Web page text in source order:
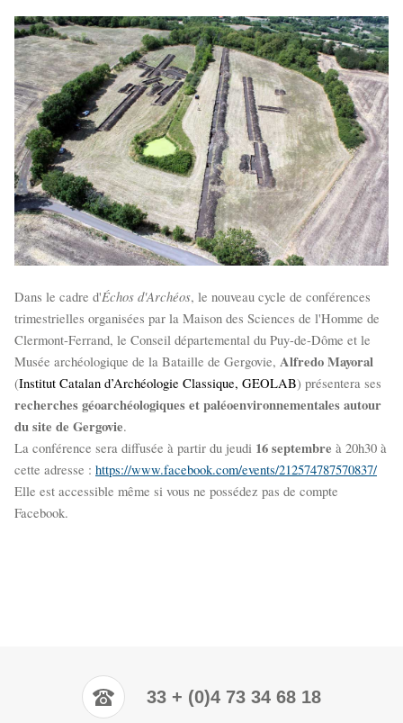
Dans le cadre d'Échos d'Archéos, le nouveau cycle de conférences
trimestrielles organisées par la Maison des Sciences de l'Homme de
Clermont-Ferrand, le Conseil départemental du Puy-de-Dôme et le
Musée archéologique de la Bataille de Gergovie, Alfredo Mayoral
(Institut Catalan d’Archéologie Classique, GEOLAB) présentera ses
recherches géoarchéologiques et paléoenvironnementales autour
du site de Gergovie.
La conférence sera diffusée à partir du jeudi 16 septembre à 20h30 à
cette adresse : https://www.facebook.com/events/212574787570837/
Elle est accessible même si vous ne possédez pas de compte
Facebook.
33 + (0)4 73 34 68 18